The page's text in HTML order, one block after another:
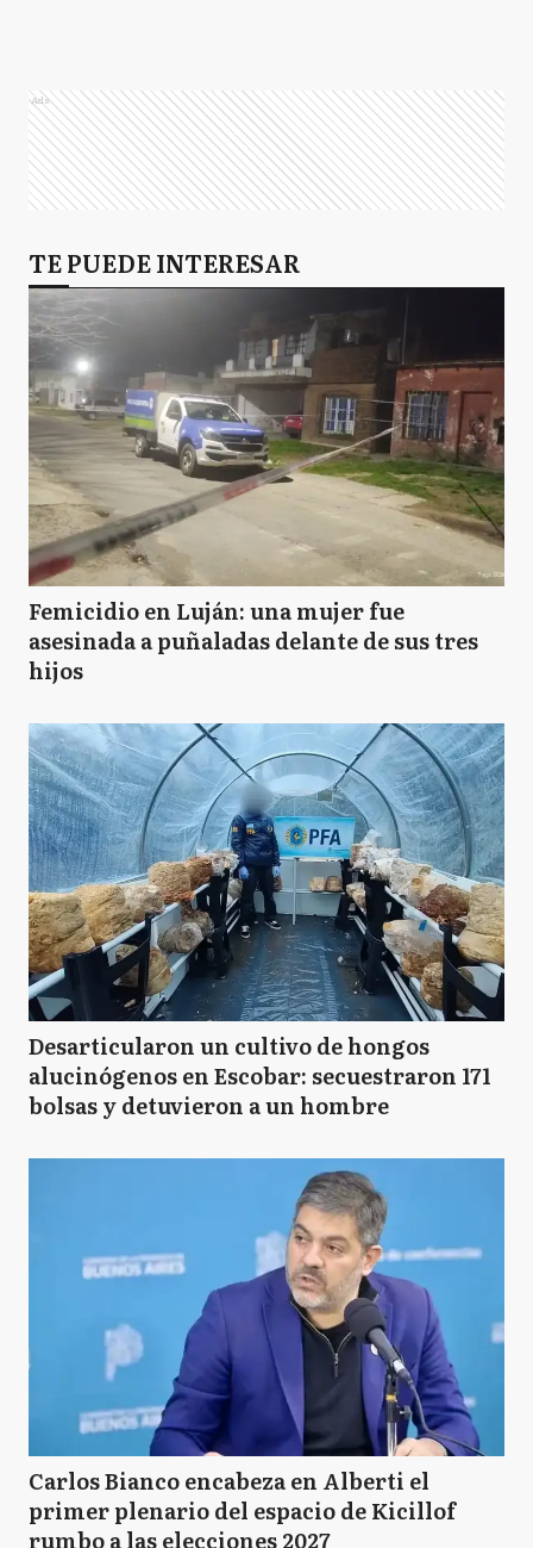
Ads
TE PUEDE INTERESAR
Femicidio en Luján: una mujer fue
asesinada a puñaladas delante de sus tres
hijos
Desarticularon un cultivo de hongos
alucinógenos en Escobar: secuestraron 171
bolsas y detuvieron a un hombre
Carlos Bianco encabeza en Alberti el
primer plenario del espacio de Kicillof
rumbo a las elecciones 2027